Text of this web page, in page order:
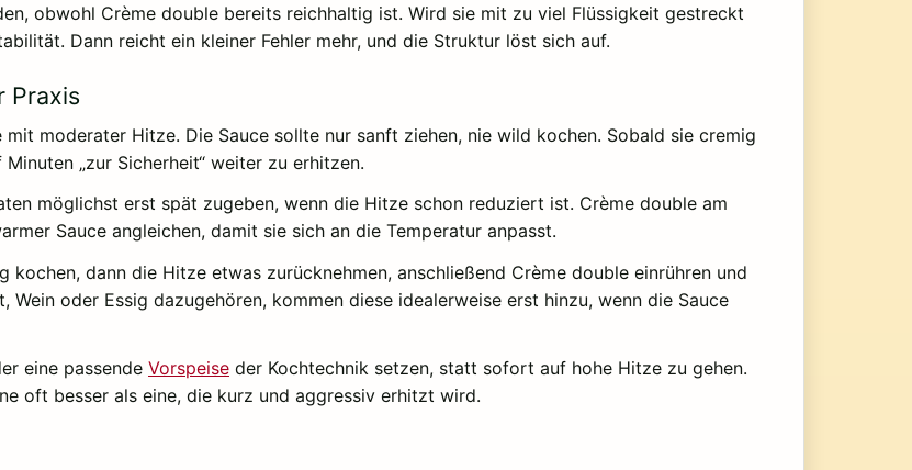
obwohl Crème double bereits reichhaltig ist. Wird sie mit zu viel Flüssigkeit gestreckt
Dann reicht ein kleiner Fehler mehr, und die Struktur löst sich auf.
Praxis
moderater Hitze. Die Sauce sollte nur sanft ziehen, nie wild kochen. Sobald sie cremig
„zur Sicherheit“ weiter zu erhitzen.
möglichst erst spät zugeben, wenn die Hitze schon reduziert ist. Crème double am
Sauce angleichen, damit sie sich an die Temperatur anpasst.
dann die Hitze etwas zurücknehmen, anschließend Crème double einrühren und
oder Essig dazugehören, kommen diese idealerweise erst hinzu, wenn die Sauce
eine passende Vorspeise der Kochtechnik setzen, statt sofort auf hohe Hitze zu gehen.
oft besser als eine, die kurz und aggressiv erhitzt wird.